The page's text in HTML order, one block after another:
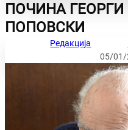
ПОЧИНА ГЕОРГИ
ПОПОВСКИ
Редакција
05/01/